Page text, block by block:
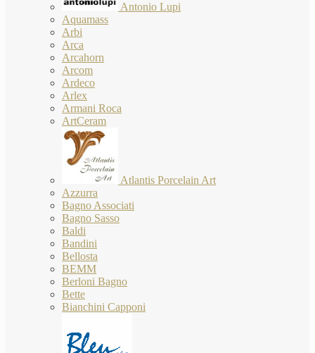
Antonio Lupi
Aquamass
Arbi
Arca
Arcahorn
Arcom
Ardeco
Arlex
Armani Roca
ArtCeram
Atlantis Porcelain Art
Azzurra
Bagno Associati
Bagno Sasso
Baldi
Bandini
Bellosta
BEMM
Berloni Bagno
Bette
Bianchini Capponi